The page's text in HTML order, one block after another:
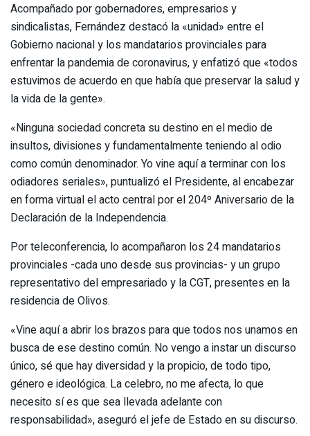
Acompañado por gobernadores, empresarios y
sindicalistas, Fernández destacó la «unidad» entre el
Gobierno nacional y los mandatarios provinciales para
enfrentar la pandemia de coronavirus, y enfatizó que «todos
estuvimos de acuerdo en que había que preservar la salud y
la vida de la gente».
«Ninguna sociedad concreta su destino en el medio de
insultos, divisiones y fundamentalmente teniendo al odio
como común denominador. Yo vine aquí a terminar con los
odiadores seriales», puntualizó el Presidente, al encabezar
en forma virtual el acto central por el 204º Aniversario de la
Declaración de la Independencia.
Por teleconferencia, lo acompañaron los 24 mandatarios
provinciales -cada uno desde sus provincias- y un grupo
representativo del empresariado y la CGT, presentes en la
residencia de Olivos.
«Vine aquí a abrir los brazos para que todos nos unamos en
busca de ese destino común. No vengo a instar un discurso
único, sé que hay diversidad y la propicio, de todo tipo,
género e ideológica. La celebro, no me afecta, lo que
necesito sí es que sea llevada adelante con
responsabilidad», aseguró el jefe de Estado en su discurso.